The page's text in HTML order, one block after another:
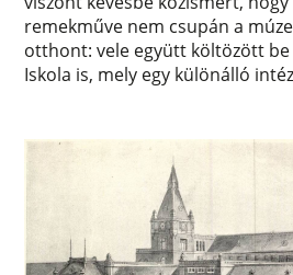
remekműve nem csupán a
otthont: vele együtt költözött be
Iskola is, mely egy különálló